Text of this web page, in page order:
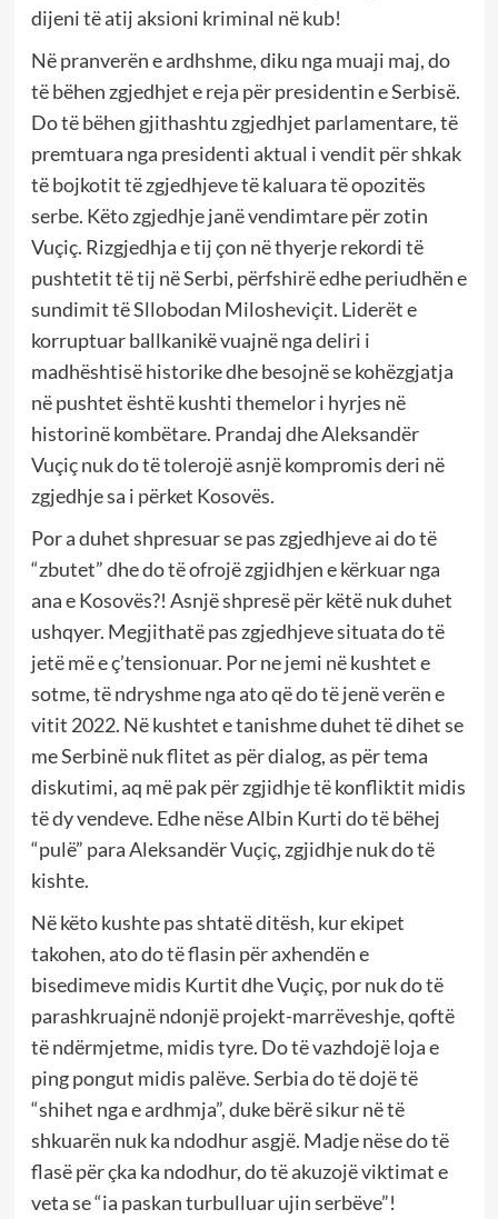
dijeni të atij aksioni kriminal në kub!
Në pranverën e ardhshme, diku nga muaji maj, do
të bëhen zgjedhjet e reja për presidentin e Serbisë.
Do të bëhen gjithashtu zgjedhjet parlamentare, të
premtuara nga presidenti aktual i vendit për shkak
të bojkotit të zgjedhjeve të kaluara të opozitës
serbe. Këto zgjedhje janë vendimtare për zotin
Vuçiç. Rizgjedhja e tij çon në thyerje rekordi të
pushtetit të tij në Serbi, përfshirë edhe periudhën e
sundimit të Sllobodan Milosheviçit. Liderët e
korruptuar ballkanikë vuajnë nga deliri i
madhështisë historike dhe besojnë se kohëzgjatja
në pushtet është kushti themelor i hyrjes në
historinë kombëtare. Prandaj dhe Aleksandër
Vuçiç nuk do të tolerojë asnjë kompromis deri në
zgjedhje sa i përket Kosovës.
Por a duhet shpresuar se pas zgjedhjeve ai do të
“zbutet” dhe do të ofrojë zgjidhjen e kërkuar nga
ana e Kosovës?! Asnjë shpresë për këtë nuk duhet
ushqyer. Megjithatë pas zgjedhjeve situata do të
jetë më e ç’tensionuar. Por ne jemi në kushtet e
sotme, të ndryshme nga ato që do të jenë verën e
vitit 2022. Në kushtet e tanishme duhet të dihet se
me Serbinë nuk flitet as për dialog, as për tema
diskutimi, aq më pak për zgjidhje të konfliktit midis
të dy vendeve. Edhe nëse Albin Kurti do të bëhej
“pulë” para Aleksandër Vuçiç, zgjidhje nuk do të
kishte.
Në këto kushte pas shtatë ditësh, kur ekipet
takohen, ato do të flasin për axhendën e
bisedimeve midis Kurtit dhe Vuçiç, por nuk do të
parashkruajnë ndonjë projekt-marrëveshje, qoftë
të ndërmjetme, midis tyre. Do të vazhdojë loja e
ping pongut midis palëve. Serbia do të dojë të
“shihet nga e ardhmja”, duke bërë sikur në të
shkuarën nuk ka ndodhur asgjë. Madje nëse do të
flasë për çka ka ndodhur, do të akuzojë viktimat e
veta se “ia paskan turbulluar ujin serbëve”!